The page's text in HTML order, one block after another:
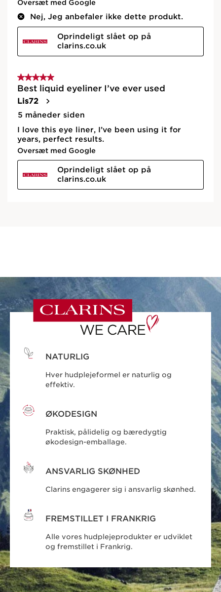
NATURLIG
Hver hudplejeformel er naturlig og
effektiv.
ØKODESIGN
Praktisk, pålidelig og bæredygtig
økodesign-emballage.
ANSVARLIG SKØNHED
Clarins engagerer sig i ansvarlig skønhed.
FREMSTILLET I FRANKRIG
Alle vores hudplejeprodukter er udviklet
og fremstillet i Frankrig.